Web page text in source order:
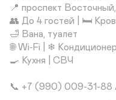
📍 проспект
👥 До 4 гостей | 🛏
🛁 Вана, туалет
🌐 Wi‑Fi | ❄ Кондиционер
🍳 Кухня | СВЧ
📞 +7 (990) 009-31-88